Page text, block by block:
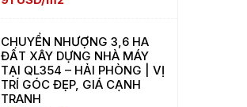
CHUYỂN NHƯỢNG 3,6 HA
ĐẤT XÂY DỰNG NHÀ MÁY
TẠI QL354 – HẢI PHÒNG | VỊ
TRÍ GÓC ĐẸP, GIÁ CẠNH
TRANH